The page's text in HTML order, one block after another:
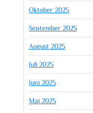
Oktober 2025
September 2025
August 2025
Juli 2025
Juni 2025
Mai 2025